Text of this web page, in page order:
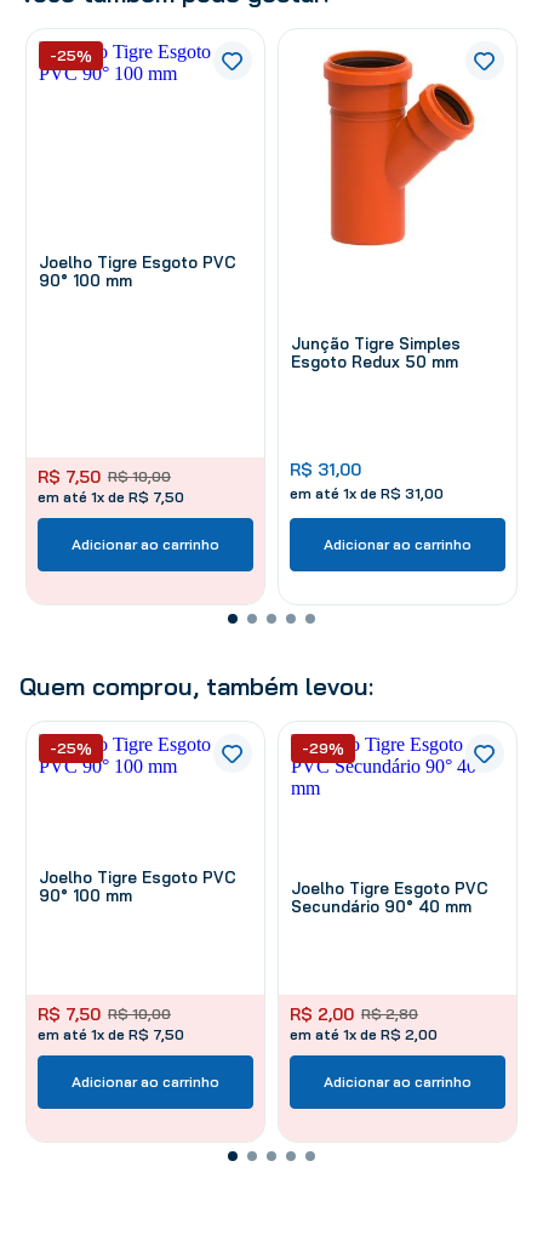
Joelho Tigre Esgoto PVC
90° 100 mm
R$ 10,00
R$ 7,50
em até 1x de R$ 7,50
-25%
Adicionar ao carrinho
Junção Tigre Simples
Esgoto Redux 50 mm
R$ 31,00
em até 1x de R$ 31 00
Adicionar ao carrinho
Quem comprou, também levou:
Joelho Tigre Esgoto PVC
90° 100 mm
R$ 10,00
R$ 7,50
em até 1x de R$ 7,50
-25%
Adicionar ao carrinho
Joelho Tigre Esgoto PVC
Secundário 90° 40 mm
R$ 2,80
R$ 2,00
em até 1x de R$ 2,00
-29%
Adicionar ao carrinho